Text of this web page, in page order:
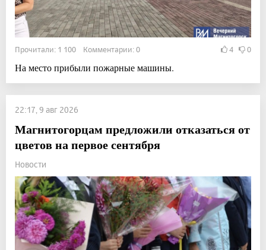
Прочитали: 1 100 Комментарии: 0 4 0
На место прибыли пожарные машины.
22:17, 9 авг 2026
Магнитогорцам предложили отказаться от
цветов на первое сентября
Новости